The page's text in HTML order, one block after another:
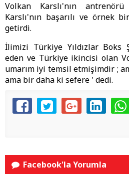
Volkan Karslı'nın
Karslı'nın başarılı ve örnek
getirdi.
İlimizi Türkiye Yıldızlar Boks
eden ve Türkiye ikincisi olan
umarım iyi temsil etmişimdir ;
ama bir daha ki sefere ' dedi.
Facebook'la Yorumla